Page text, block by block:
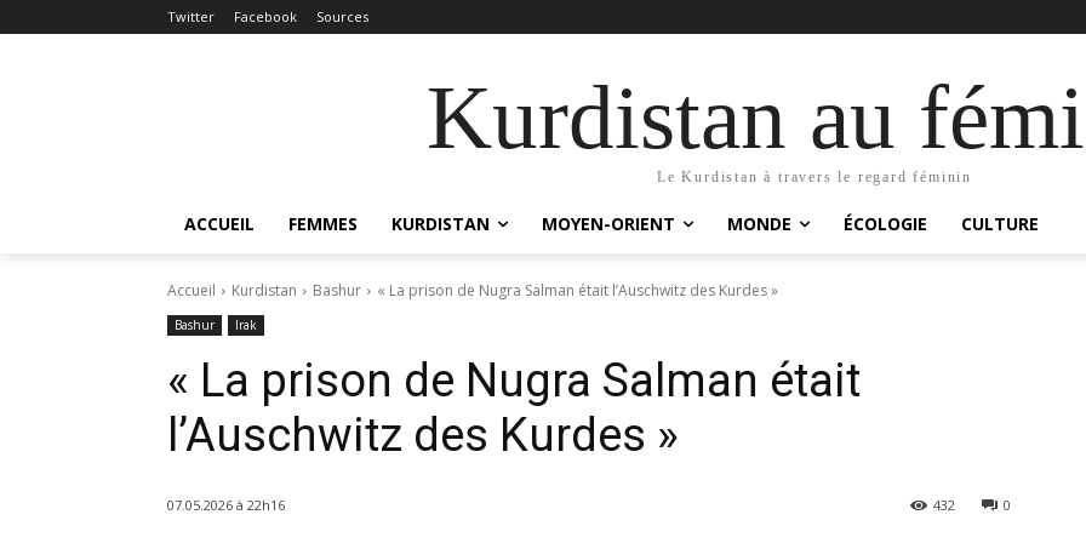
Twitter Facebook Sources
Kurdistan au
Le Kurdistan à travers le regard féminin
ACCUEIL FEMMES KURDISTAN MOYEN-ORIENT MONDE ÉCOLOGIE CULTURE
Accueil Kurdistan Bashur « La prison de Nugra Salman était l’Auschwitz des Kurdes »
Bashur Irak
« La prison de Nugra Salman était
l’Auschwitz des Kurdes »
07.05.2026 à 22h16 0
432